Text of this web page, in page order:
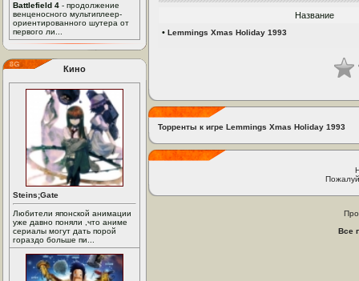
Battlefield 4 - продолжение
венценосного мультиплеер-
ориентированного шутера от
первого ли...
Кино
Steins;Gate
Любители японской анимации
уже давно поняли ,что аниме
сериалы могут дать порой
гораздо больше пи...
Название
• Lemmings Xmas Holiday 1993
Торренты к игре Lemmings Xmas Holiday 1993
Все